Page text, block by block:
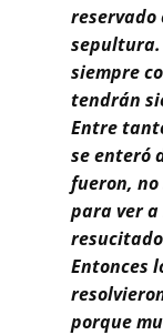
reservado
sepultura.
siempre
tendrán
Entre
se enteró
fueron, no
para ver
Entonces
porque